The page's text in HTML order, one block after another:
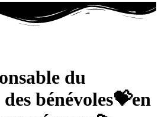
du
bénévoles💝en